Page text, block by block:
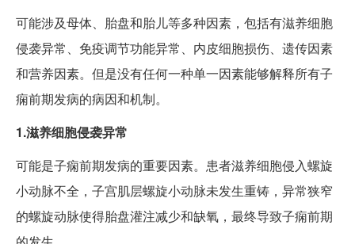
可能涉及母体、胎盘和胎儿等多种因素，包括有滋养细胞
侵袭异常、免疫调节功能异常、内皮细胞损伤、遗传因素
和营养因素。但是没有任何一种单一因素能够解释所有子
痫前期发病的病因和机制。
1.滋养细胞侵袭异常
可能是子痫前期发病的重要因素。患者滋养细胞侵入螺旋
小动脉不全，子宫肌层螺旋小动脉未发生重铸，异常狭窄
的螺旋动脉使得胎盘灌注减少和缺氧，最终导致子痫前期